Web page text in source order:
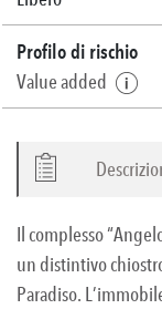
Profilo di rischio
Value added
Il complesso
un distintivo
Paradiso.